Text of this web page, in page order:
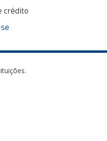
crédito